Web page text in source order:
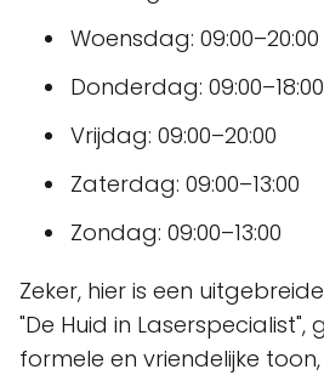
Woensdag: 09:00–20:00
Donderdag: 09:00–18:00
Vrijdag: 09:00–20:00
Zaterdag: 09:00–13:00
Zondag: 09:00–13:00
Zeker, hier is een
"De Huid in Laserspecialist",
formele en vriendelijke